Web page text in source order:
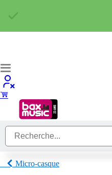
Micro-casque